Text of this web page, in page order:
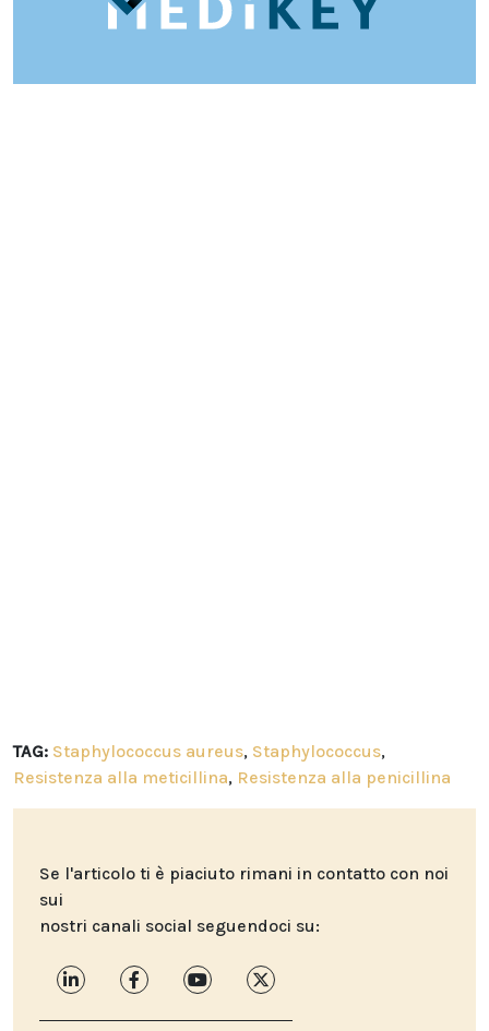
TAG: Staphylococcus aureus, Staphylococcus,
Resistenza alla meticillina, Resistenza alla penicillina
Se l'articolo ti è piaciuto rimani in contatto con noi
sui
nostri canali social seguendoci su: